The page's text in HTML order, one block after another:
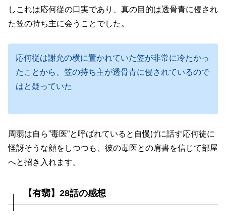
しこれは応何従の口実であり、真の目的は透骨青に侵され
た笠の持ち主に会うことでした。
応何従は謝允の横に置かれていた笠が非常に冷たかっ
たことから、笠の持ち主が透骨青に侵されているので
はと疑っていた
周翡は自ら”毒医”と呼ばれていると自慢げに話す応何徒に
怪訝そうな顔をしつつも、彼の毒医との肩書を信じて部屋
へと招き入れます。
【有翡】28話の感想